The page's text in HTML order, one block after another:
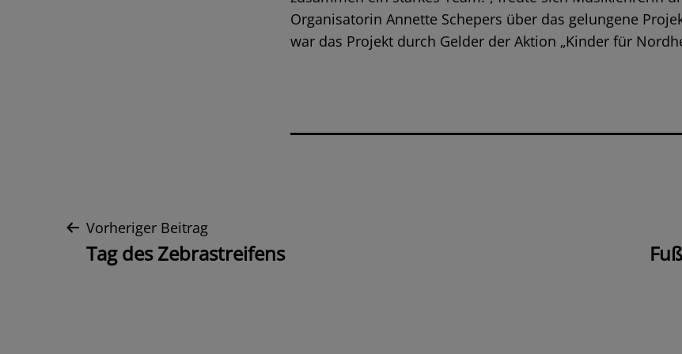
Organisatorin Annette Schepers über das gelungene
war das Projekt durch Gelder der Aktion „Kinder für
Beitrags-
Navigation
Vorheriger Beitrag
Tag des Zebrastreifens